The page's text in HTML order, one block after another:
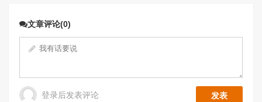
文章评论(0)
登录后发表评论